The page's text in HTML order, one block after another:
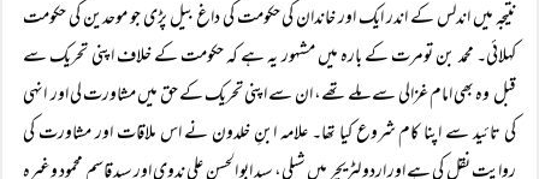
نتیجہ میں اندلس کے اندر ایک اور خاندان کی حکومت کی داغ بیل پڑی جو موحدین کی حکومت
کہلائی۔ محمد بن تومرت کے بارہ میں مشہور یہ ہے کہ حکومت کے خلاف اپنی تحریک سے
قبل وہ بھی امام غزالی سے ملے تھے، ان سے اپنی تحریک کے حق میں مشاورت لی اور انہی
کی تائید سے اپنا کام شروع کیا تھا۔ علامہ ابنِ خلدون نے اس ملاقات اور مشاورت کی